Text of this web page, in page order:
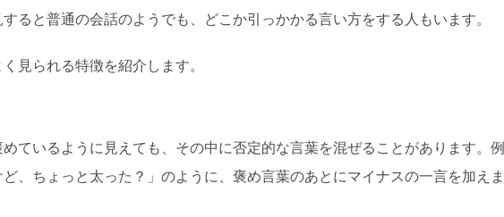
ると普通の会話のようでも、どこか引っかかる言い方をする人もいます。
見られる特徴を紹介します。
ているように見えても、その中に否定的な言葉を混ぜることがあります。例
、ちょっと太った？」のように、褒め言葉のあとにマイナスの一言を加えま